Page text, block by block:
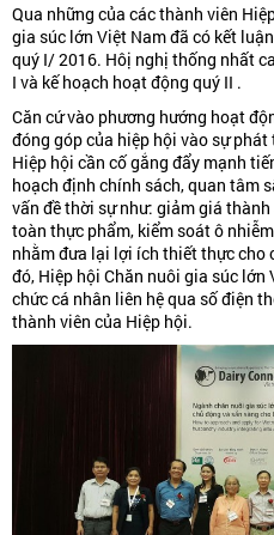
Qua những của các thành viên
gia súc lớn Việt Nam đã có kết
quý I/ 2016. Hôị nghị thống nhất
I và kế hoạch hoạt động quý II .
Căn cứ vào phương hướng hoạt
đóng góp của hiệp hội vào sự
Hiệp hội cần cố gắng đẩy mạnh
hoạch định chính sách, quan tâm
vấn đề thời sự như: giảm giá
toàn thực phẩm, kiểm soát ô
nhằm đưa lại lợi ích thiết thực cho
đó, Hiệp hội Chăn nuôi gia súc
chức cá nhân liên hệ qua số điện
thành viên của Hiệp hội.